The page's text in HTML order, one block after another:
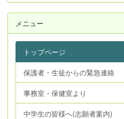
メニュー
トップページ
保護者・生徒からの緊急連絡
事務室・保健室より
中学生の皆様へ(志願者案内)